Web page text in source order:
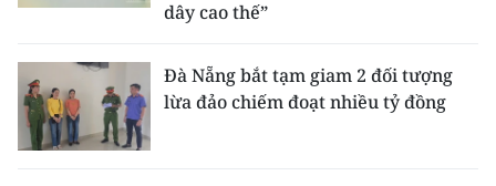
dây cao thế”
Đà Nẵng bắt tạm giam 2 đối tượng
lừa đảo chiếm đoạt nhiều tỷ đồng